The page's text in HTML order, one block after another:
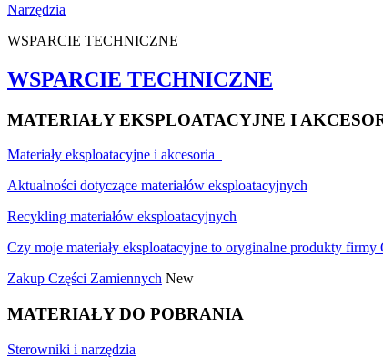
Narzędzia
WSPARCIE TECHNICZNE
WSPARCIE TECHNICZNE
MATERIAŁY EKSPLOATACYJNE I
Materiały eksploatacyjne i akcesoria
Aktualności dotyczące materiałów eksploatacyjnych
Recykling materiałów eksploatacyjnych
Czy moje materiały eksploatacyjne to oryginalne produkty firmy
Zakup Części Zamiennych New
MATERIAŁY DO POBRANIA
Sterowniki i narzędzia